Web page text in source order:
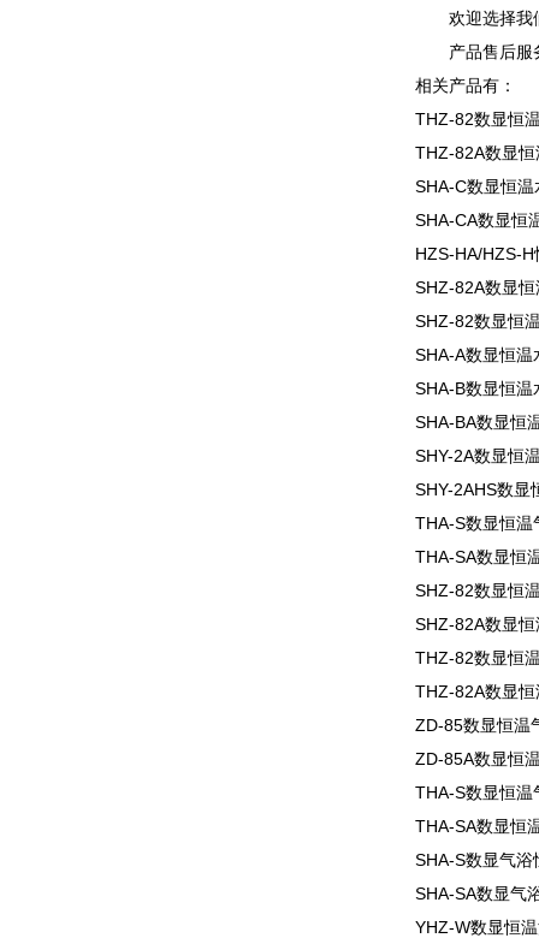
欢迎选择我
产品售后服
相关产品有：
THZ-82数显恒
THZ-82A数显
SHA-C数显恒温
SHA-CA数显恒
HZS-HA/HZS-
SHZ-82A数显
SHZ-82数显恒
SHA-A数显恒温
SHA-B数显恒
SHA-BA数显恒
SHY-2A数显恒
SHY-2AHS数显
THA-S数显恒温
THA-SA数显恒
SHZ-82数显恒
SHZ-82A数显
THZ-82数显恒
THZ-82A数显
ZD-85数显恒温
ZD-85A数显恒
THA-S数显恒温
THA-SA数显恒
SHA-S数显气浴
SHA-SA数显气
YHZ-W数显恒